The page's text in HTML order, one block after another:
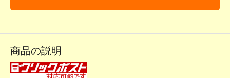
商品の説明